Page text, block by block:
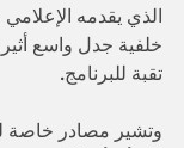
الذي يقدمه الإعلامي
خلفية جدل واسع أثير
تقبة للبرنامج.